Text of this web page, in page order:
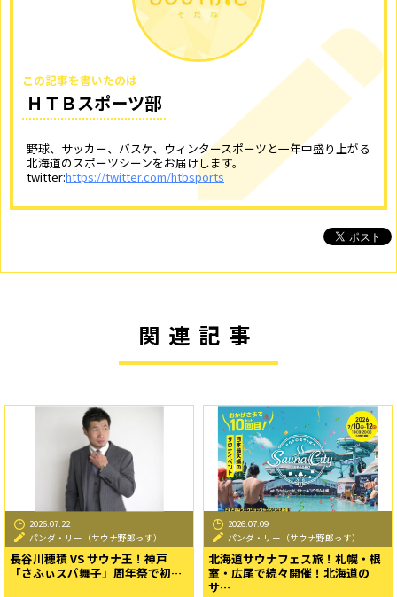
この記事を書いたのは
ＨＴＢスポーツ部
野球、サッカー、バスケ、ウィンタースポーツと一年中盛り上がる
北海道のスポーツシーンをお届けします。
twitter:https://twitter.com/htbsports
関連記事
2026.07.22
パンダ・リー（サウナ野郎っす）
長谷川穂積 VS サウナ王！神戸
「さふぃスパ舞子」周年祭で初…
2026.07.09
パンダ・リー（サウナ野郎っす）
北海道サウナフェス旅！札幌・根
室・広尾で続々開催！北海道の
サ…